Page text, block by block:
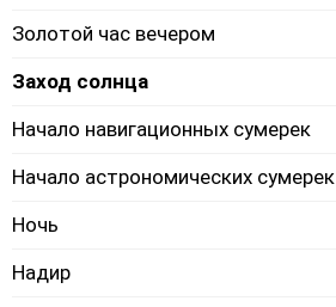
Золотой час вечером
Заход солнца
Начало навигационных сумерек
Начало астрономических сумерек
Ночь
Надир